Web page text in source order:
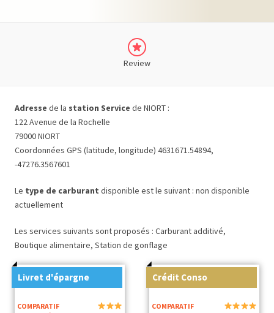
Review
Adresse de la station Service de NIORT :
122 Avenue de la Rochelle
79000 NIORT
Coordonnées GPS (latitude, longitude) 4631671.54894,
-47276.3567601
Le type de carburant disponible est le suivant : non disponible
actuellement
Les services suivants sont proposés : Carburant additivé,
Boutique alimentaire, Station de gonflage
Livret d'épargne
COMPARATIF
Crédit Conso
COMPARATIF